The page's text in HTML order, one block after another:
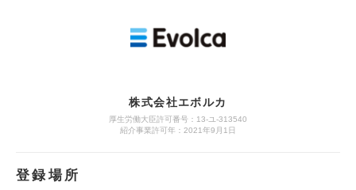
株式会社エボルカ
厚生労働大臣許可番号：13‐ユ‐313540
紹介事業許可年：2021年9月1日
登録場所